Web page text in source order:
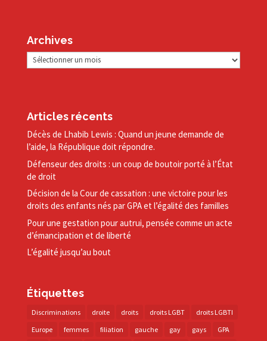
Archives
Archives
Articles récents
Décès de Lhabib Lewis : Quand un jeune demande de
l’aide, la République doit répondre.
Défenseur des droits : un coup de boutoir porté à l’État
de droit
Décision de la Cour de cassation : une victoire pour les
droits des enfants nés par GPA et l’égalité des familles
Pour une gestation pour autrui, pensée comme un acte
d’émancipation et de liberté
L’égalité jusqu’au bout
Étiquettes
Discriminations droite droits droits LGBT
droits LGBTI
Europe
femmes filiation gauche gay gays
GPA